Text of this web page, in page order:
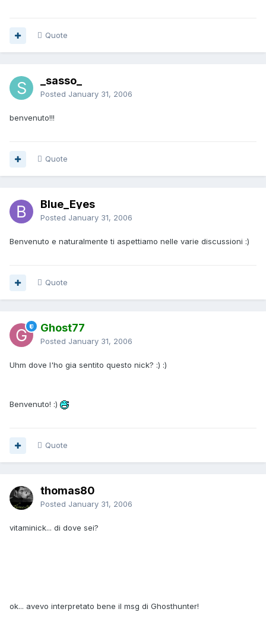
Quote
_sasso_
Posted January 31, 2006
benvenuto!!!
Quote
Blue_Eyes
Posted January 31, 2006
Benvenuto e naturalmente ti aspettiamo nelle varie discussioni :)
Quote
Ghost77
Posted January 31, 2006
Uhm dove l'ho gia sentito questo nick? :) :)
Benvenuto! :)
Quote
thomas80
Posted January 31, 2006
vitaminick... di dove sei?
ok... avevo interpretato bene il msg di Ghosthunter!